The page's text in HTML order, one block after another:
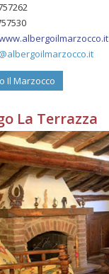
Il Marzocco
La Terrazza